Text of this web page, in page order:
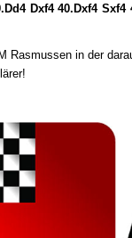
Dxf4 40.Dxf4 Sxf4
Rasmussen in der